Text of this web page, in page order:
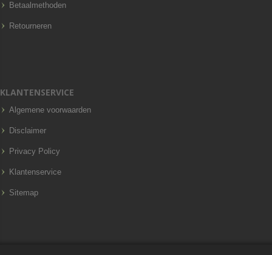
Betaalmethoden
Retourneren
KLANTENSERVICE
Algemene voorwaarden
Disclaimer
Privacy Policy
Klantenservice
Sitemap